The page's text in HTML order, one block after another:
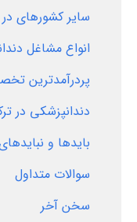
سایر کشورهای
انواع مشاغل
پردرآمدترین
دندانپزشکی در
بایدها و
سوالات متداول
سخن آخر